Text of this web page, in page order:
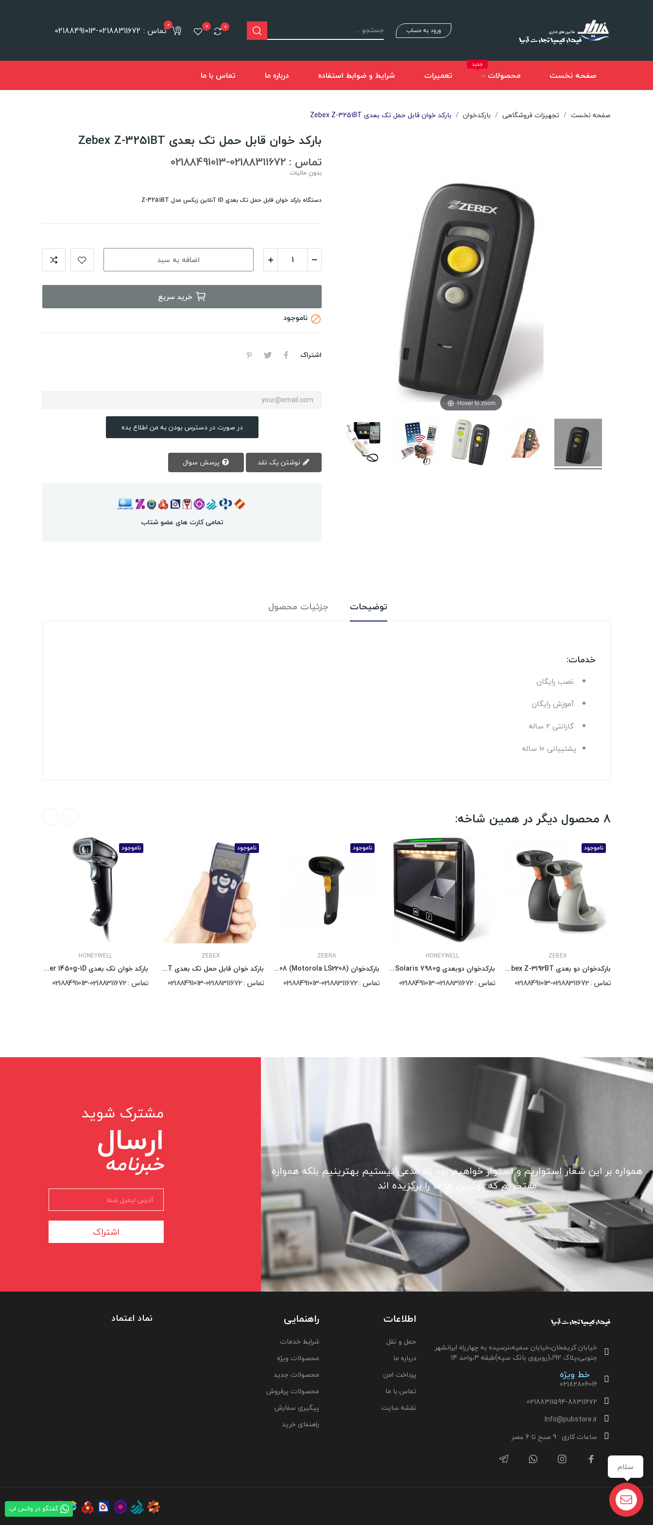
ورود به حساب 0
0 تماس : 02188311672-021884910130
صفحه نخست محصولات
جدید
تعمیرات شرایط و ضوابط استفاده درباره ما تماس با ما
صفحه نخست تجهیزات فروشگاهی بارکدخوان بارکد خوان قابل حمل تک بعدی Zebex Z-3251BT
Hover to zoom
بارکد خوان قابل حمل تک بعدی Zebex Z-3251BT
تماس : 02188311672-02188491013
بدون مالیات
دستگاه بارکد خوان قابل حمل تک بعدی 1D آنلاین زبکس مدل Z-3251BT
اضافه به سبد
خرید سریع
 ناموجود
اشتراک
در صورت در دسترس بودن به من اطلاع بده
تمامی کارت های عضو شتاب
توضیحات جزئیات محصول
خدمات:
نصب رايگان
آموزش رايگان
گارانتی 2 ساله
پشتيبانی 10 ساله
8 محصول دیگر در همین شاخه:
ناموجود
HONEYWELL
بارکد خوان تک بعدی Honeywell Voyager 1450g-1D
تماس : 02188311672-02188491013
ناموجود
ZEBEX
بارکد خوان قابل حمل تک بعدی Zebex Z-1170BT
تماس : 02188311672-02188491013
ناموجود
ZEBRA
بارکدخوان (Zebra Symbol LS2208 (Motorola LS2208
تماس : 02188311672-02188491013
HONEYWELL
بارکدخوان دوبعدی Honeywell Solaris 7980g
تماس : 02188311672-02188491013
ناموجود
ZEBEX
بارکدخوان دو بعدی Zebex Z-3192BT
تماس : 02188311672-02188491013
همواره بر این شعار استواریم و استوار خواهیم بود که مدعی نیستیم بهترینیم بلکه همواره
مفتخریم که بهترین ها ما را برگزیده اند
مشترک شوید
ارسال
خبرنامه
اشتراک
خیابان کریمخان،خیابان سمیه،نرسیده به چهارراه ایرانشهر
جنوبی،پلاک 192،(روبروی بانک سپه)طبقه 3،واحد 14
خط ویژه
02182806016
02188311594-88311672
Info@pubstore.ir
ساعات کاری : 9 صبح تا 6 عصر
اطلاعات
حمل و نقل
درباره ما
پرداخت امن
تماس با ما
نقشه سایت
راهنمایی
شرایط خدمات
محصولات ویژه
محصولات جدید
محصولات پرفروش
پیگیری سفارش
راهنمای خرید
نماد اعتماد
گفتگو در واتس اپ
سلام